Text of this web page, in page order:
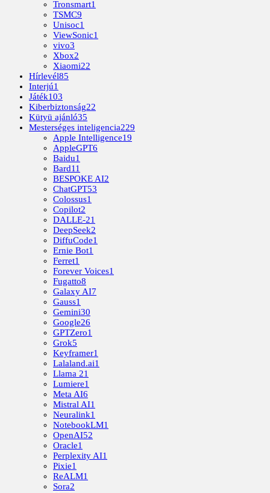
Tronsmart1
TSMC9
Unisoc1
ViewSonic1
vivo3
Xbox2
Xiaomi22
Hírlevél85
Interjú1
Játék103
Kiberbiztonság22
Kütyü ajánló35
Mesterséges inteligencia229
Apple Intelligence19
AppleGPT6
Baidu1
Bard11
BESPOKE AI2
ChatGPT53
Colossus1
Copilot2
DALLE-21
DeepSeek2
DiffuCode1
Ernie Bot1
Ferret1
Forever Voices1
Fugatto8
Galaxy AI7
Gauss1
Gemini30
Google26
GPTZero1
Grok5
Keyframer1
Lalaland.ai1
Llama 21
Lumiere1
Meta AI6
Mistral AI1
Neuralink1
NotebookLM1
OpenAI52
Oracle1
Perplexity AI1
Pixie1
ReALM1
Sora2